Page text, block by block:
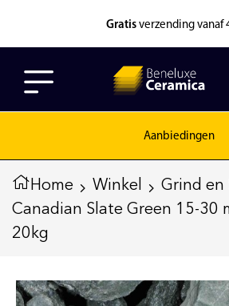
Gratis verzending vanaf
Aanbiedingen
Home Winkel
Grind en
Canadian Slate Green 15-30
20kg